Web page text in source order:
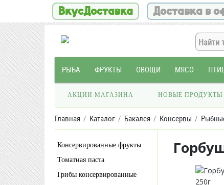
ВкусДоставка Доставка в
РЫБА ФРУКТЫ ОВОЩИ МЯСО
АКЦИИ МАГАЗИНА НОВЫЕ ПРОДУКТЫ
Главная Каталог Бакалея Консервы
Консервированные фрукты
Томатная паста
Грибы консервированные